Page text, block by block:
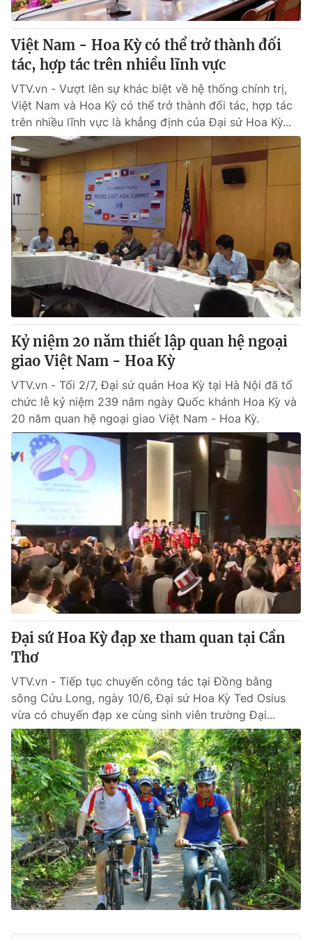
Việt Nam - Hoa Kỳ có thể trở thành đối
tác, hợp tác trên nhiều lĩnh vực
VTV.vn - Vượt lên sự khác biệt về hệ thống chính trị,
Việt Nam và Hoa Kỳ có thể trở thành đối tác, hợp tác
trên nhiều lĩnh vực là khẳng định của Đại sứ Hoa Kỳ...
Kỷ niệm 20 năm thiết lập quan hệ ngoại
giao Việt Nam - Hoa Kỳ
VTV.vn - Tối 2/7, Đại sứ quán Hoa Kỳ tại Hà Nội đã tổ
chức lễ kỷ niệm 239 năm ngày Quốc khánh Hoa Kỳ và
20 năm quan hệ ngoại giao Việt Nam - Hoa Kỳ.
Đại sứ Hoa Kỳ đạp xe tham quan tại Cần
Thơ
VTV.vn - Tiếp tục chuyến công tác tại Đồng bằng
sông Cửu Long, ngày 10/6, Đại sứ Hoa Kỳ Ted Osius
vừa có chuyến đạp xe cùng sinh viên trường Đại...